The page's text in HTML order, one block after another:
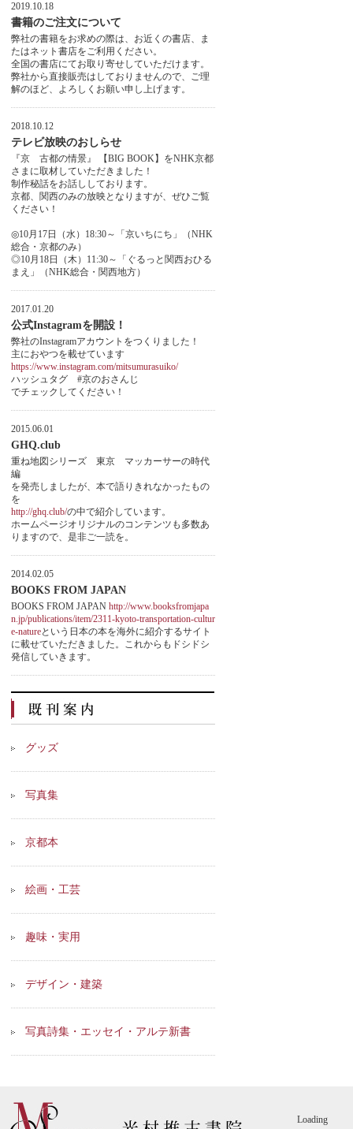
2019.10.18
書籍のご注文について
弊社の書籍をお求めの際は、お近くの書店、ま
たはネット書店をご利用ください。
全国の書店にてお取り寄せしていただけます。
弊社から直接販売はしておりませんので、ご理
解のほど、よろしくお願い申し上げます。
2018.10.12
テレビ放映のおしらせ
『京 古都の情景』 【BIG BOOK】をNHK京都
さまに取材していただきました！
制作秘話をお話ししております。
京都、関西のみの放映となりますが、ぜひご覧
ください！
◎10月17日（水）18:30～「京いちにち」（NHK
総合・京都のみ）
◎10月18日（木）11:30～「ぐるっと関西おひる
まえ」（NHK総合・関西地方）
2017.01.20
公式Instagramを開設！
弊社のInstagramアカウントをつくりました！
主におやつを載せています
https://www.instagram.com/mitsumurasuiko/
ハッシュタグ #京のおさんじ
でチェックしてください！
2015.06.01
GHQ.club
重ね地図シリーズ 東京 マッカーサーの時代
編
を発売しましたが、本で語りきれなかったもの
を
http://ghq.club/の中で紹介しています。
ホームページオリジナルのコンテンツも多数あ
りますので、是非ご一読を。
2014.02.05
BOOKS FROM JAPAN
BOOKS FROM JAPAN http://www.booksfromjapa
n.jp/publications/item/2311-kyoto-transportation-cultur
e-natureという日本の本を海外に紹介するサイト
に載せていただきました。これからもドシドシ
発信していきます。
グッズ
写真集
京都本
絵画・工芸
趣味・実用
デザイン・建築
写真詩集・エッセイ・アルテ新書
Loading